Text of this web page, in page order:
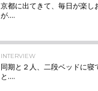
京都に出てきて、毎日が楽
が....
INTERVIEW
同期と２人、二段ベッドに寝
と....